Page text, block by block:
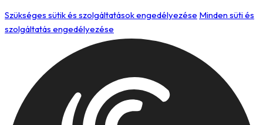
Szükséges sütik és szolgáltatások engedélyezése Minden süti és
szolgáltatás engedélyezése